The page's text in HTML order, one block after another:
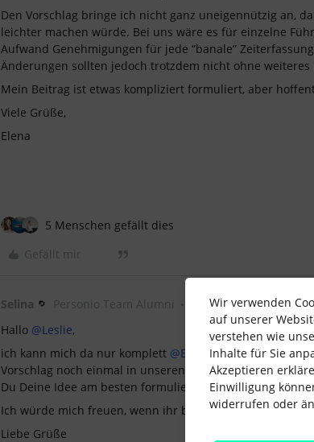
Den Vorschlag bringe ich nicht ganz uneigennützig an,
leichter machen würde. Bei uns wäre es für einzelne
Aufwand Genehmigungen für jede “banale”
Änderungen sollten jedoch trotzdem nicht ohne weiteres
Mein Beitrag ist etwas kompliziert formuliert, aber
Viele Grüße,
Elena
5 Menschen gefällt dies
Gefällt mir
Selina Personio Team Alumni
Hallo @Leslie,
ich kann mich da nur komplett @Elena anschließen und
Vorschlag noch einmal in unseren
Ideation Bereich zu
Du Deine Idee am besten formulieren kannst, findest du
Ich würde mich freuen, wenn ihr beide dort Euren
Liebe Grüße
Wir verwenden
auf unserer
verstehen wie
Inhalte für Sie
Akzeptieren
Einwilligung
widerrufen oder